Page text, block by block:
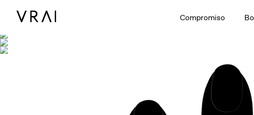
Compromiso